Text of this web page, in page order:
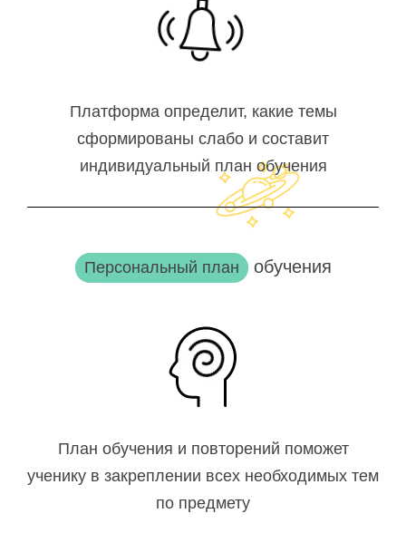
Платформа определит, какие темы
сформированы слабо и составит
индивидуальный план обучения
Персональный план обучения
План обучения и повторений поможет
ученику в закреплении всех необходимых тем
по предмету